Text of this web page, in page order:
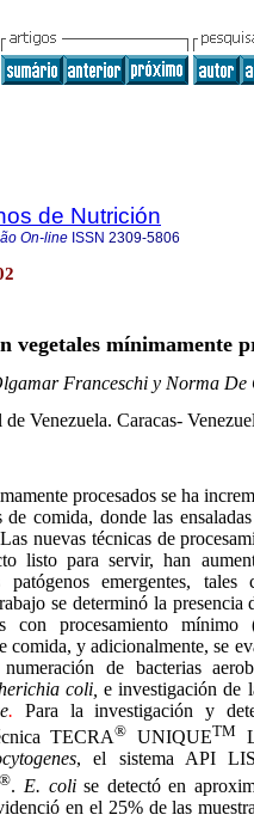
de Nutrición
On-line ISSN 2309-5806
vegetales mínimamente
Franceschi y Norma De
Venezuela. Caracas-
procesados se ha
comida, donde las ensaladas
nuevas técnicas de
listo para servir, han
patógenos emergentes, tales
se determinó la presencia
procesamiento mínimo
comida, y adicionalmente, se
de bacterias
coli,e investigación de
. Para la investigación y
TECRA® UNIQUETM
, el sistema API
®. E. colise detectó en
en el 25% de las